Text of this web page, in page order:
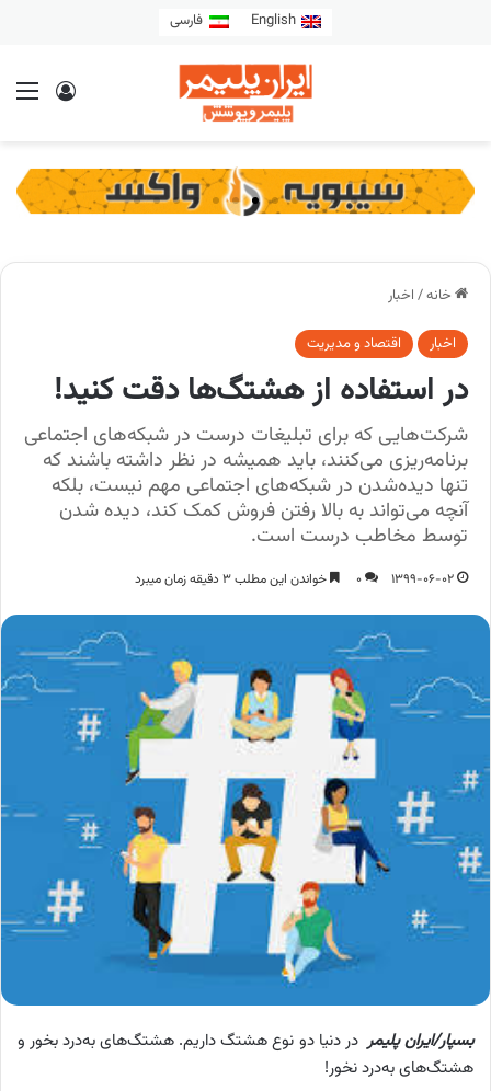
English فارسی
خانه/ اخبار
اخبار اقتصاد و مدیریت
در استفاده از هشتگ‌ها دقت کنید!
شرکت‌هایی که برای تبلیغات درست در شبکه‌های اجتماعی
برنامه‌ریزی می‌کنند، باید همیشه در نظر داشته باشند که
تنها دیده‌شدن در شبکه‌های اجتماعی مهم نیست، بلکه
آنچه می‌تواند به بالا رفتن فروش کمک کند، دیده شدن
توسط مخاطب درست است.
1399-06-02
0 خواندن این مطلب 3 دقیقه زمان میبرد
بسپار/ایران پلیمردر دنیا دو نوع هشتگ داریم. هشتگ‌‌های به‌درد بخور و
هشتگ‌‌های به‌درد نخور!